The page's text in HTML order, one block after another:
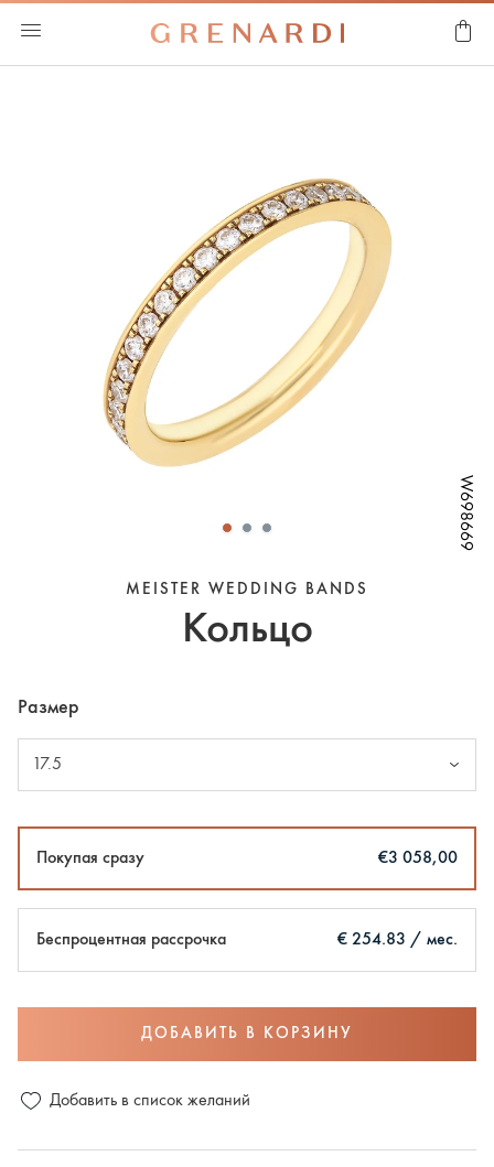
W698669
W698669
W698669
W698669
W698669
MEISTER WEDDING BANDS
Кольцо
Размер
17.5
Покупая сразу €3 058,00
Беспроцентная рассрочка € 254.83 / мес.
ДОБАВИТЬ В КОРЗИНУ
Добавить в список желаний